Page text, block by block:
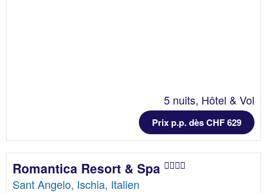
5 nuits, Hôtel & Vol
Prix p.p. dès CHF 629
Romantica Resort & Spa
Sant Angelo, Ischia, Italien